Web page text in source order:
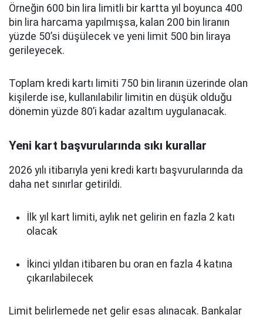
Örneğin 600 bin lira limitli bir kartta yıl boyunca 400
bin lira harcama yapılmışsa, kalan 200 bin liranın
yüzde 50’si düşülecek ve yeni limit 500 bin liraya
gerileyecek.
Toplam kredi kartı limiti 750 bin liranın üzerinde olan
kişilerde ise, kullanılabilir limitin en düşük olduğu
dönemin yüzde 80’i kadar azaltım uygulanacak.
Yeni kart başvurularında sıkı kurallar
2026 yılı itibarıyla yeni kredi kartı başvurularında da
daha net sınırlar getirildi.
İlk yıl kart limiti, aylık net gelirin en fazla 2 katı
olacak
İkinci yıldan itibaren bu oran en fazla 4 katına
çıkarılabilecek
Limit belirlemede net gelir esas alınacak. Bankalar